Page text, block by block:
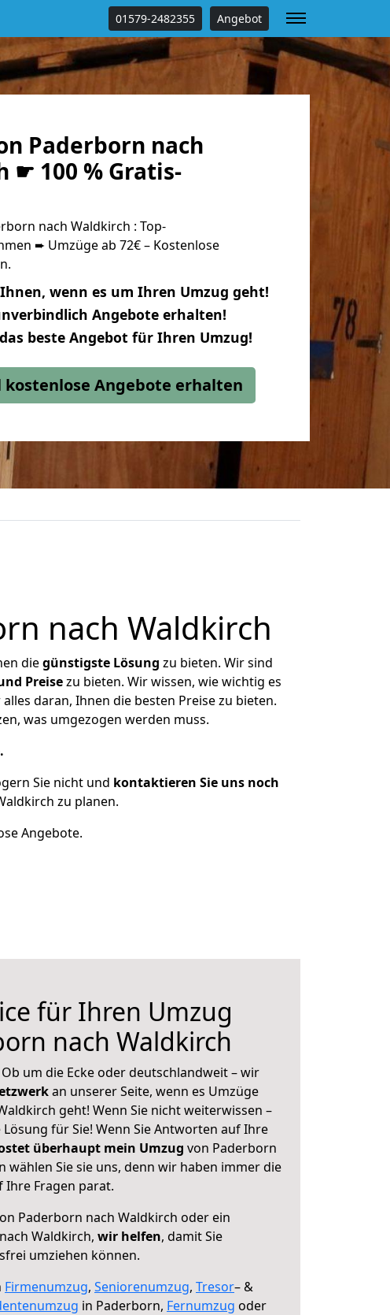
01579-2482355 Angebot
Paderborn nach
☛ 100 % Gratis-
nach Waldkirch : Top-
➨ Umzüge ab 72€ – Kostenlose
wenn es um Ihren Umzug geht!
Angebote erhalten!
beste Angebot für Ihren Umzug!
Angebote erhalten
nach Waldkirch
diegünstigste Lösung zu bieten. Wir sind
Preisezu bieten. Wir wissen, wie wichtig es
daran, Ihnen die besten Preise zu bieten.
was umgezogen werden muss.
Sie nicht und kontaktieren Sie uns noch
zu planen.
Angebote.
für Ihren Umzug
nach Waldkirch
um die Ecke oder deutschlandweit – wir
an unserer Seite, wenn es Umzüge
geht! Wenn Sie nicht weiterwissen –
für Sie! Wenn Sie Antworten auf Ihre
überhaupt mein Umzug von Paderborn
wählen Sie sie uns, denn wir haben immer die
Ihre Fragen parat.
Paderborn nach Waldkirch oder ein
Waldkirch, wir helfen, damit Sie
umziehen können.
Firmenumzug, Seniorenumzug, Tresor– &
in Paderborn, Fernumzug oder